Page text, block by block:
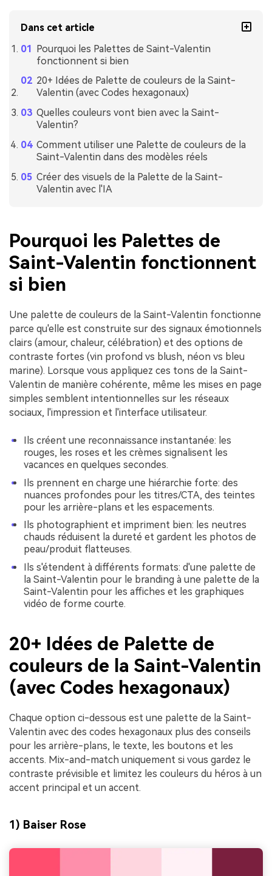
Dans cet article
Pourquoi les Palettes de Saint-Valentin
fonctionnent si bien
20+ Idées de Palette de couleurs de la Saint-
Valentin (avec Codes hexagonaux)
Quelles couleurs vont bien avec la Saint-
Valentin?
Comment utiliser une Palette de couleurs de la
Saint-Valentin dans des modèles réels
Créer des visuels de la Palette de la Saint-
Valentin avec l'IA
Pourquoi les Palettes de
Saint-Valentin fonctionnent
si bien
Une palette de couleurs de la Saint-Valentin fonctionne
parce qu'elle est construite sur des signaux émotionnels
clairs (amour, chaleur, célébration) et des options de
contraste fortes (vin profond vs blush, néon vs bleu
marine). Lorsque vous appliquez ces tons de la Saint-
Valentin de manière cohérente, même les mises en page
simples semblent intentionnelles sur les réseaux
sociaux, l'impression et l'interface utilisateur.
Ils créent une reconnaissance instantanée: les
rouges, les roses et les crèmes signalisent les
vacances en quelques secondes.
Ils prennent en charge une hiérarchie forte: des
nuances profondes pour les titres/CTA, des teintes
pour les arrière-plans et les espacements.
Ils photographient et impriment bien: les neutres
chauds réduisent la dureté et gardent les photos de
peau/produit flatteuses.
Ils s'étendent à différents formats: d'une palette de
la Saint-Valentin pour le branding à une palette de la
Saint-Valentin pour les affiches et les graphiques
vidéo de forme courte.
20+ Idées de Palette de
couleurs de la Saint-Valentin
(avec Codes hexagonaux)
Chaque option ci-dessous est une palette de la Saint-
Valentin avec des codes hexagonaux plus des conseils
pour les arrière-plans, le texte, les boutons et les
accents. Mix-and-match uniquement si vous gardez le
contraste prévisible et limitez les couleurs du héros à un
accent principal et un accent.
1) Baiser Rose